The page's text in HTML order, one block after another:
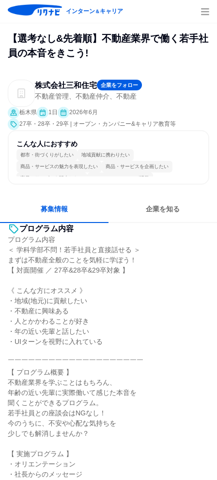
インターン＆キャリア
【選考なし&先着順】不動産業界で働く若手社
員の本音をきこう!
株式会社三和住宅 企業をフォロー
不動産管理、不動産仲介、不動産
栃木県 1日
2026年6月
27卒・28卒・29卒 | オープン・カンパニー&キャリア教育等
こんな人におすすめ
都市・街づくりがしたい 地域貢献に携わりたい
商品・サービスの魅力を表現したい 商品・サービスを企画したい
商品・サービスを販売したい コミュニケーションが活発
募集情報 企業を知る
プログラム内容
プログラム内容
＜ 学科学部不問！若手社員と直接話せる ＞
まずは不動産全般のことを気軽に学ぼう！
【 対面開催 ／ 27卒&28卒&29卒対象 】
《 こんな方にオススメ 》
・地域(地元)に貢献したい
・不動産に興味ある
・人とかかわることが好き
・年の近い先輩と話したい
・UIターンを視野に入れている
￣￣￣￣￣￣￣￣￣￣￣￣￣￣￣￣￣￣￣￣
【 プログラム概要 】
不動産業界を学ぶことはもちろん、
年齢の近い先輩に実際働いて感じた本音を
聞くことができるプログラム。
若手社員との座談会はNGなし！
今のうちに、不安や心配な気持ちを
少しでも解消しませんか？
【 実施プログラム 】
・オリエンテーション
・社長からのメッセージ